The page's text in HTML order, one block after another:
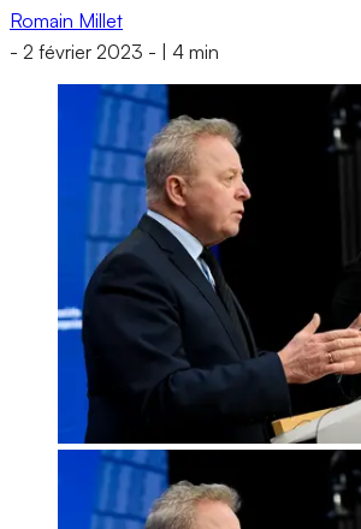
Romain Millet
- 2 février 2023 - 4 min